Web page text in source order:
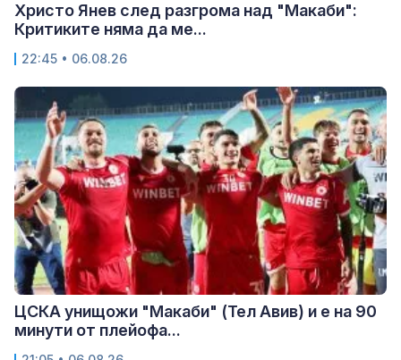
Христо Янев след разгрома над "Макаби":
Критиките няма да ме...
22:45 • 06.08.26
ЦСКА унищожи "Макаби" (Тел Авив) и е на 90
минути от плейофа...